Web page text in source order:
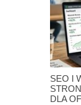
SEO I
DLA